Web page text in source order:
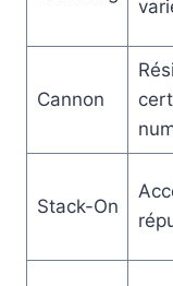
Cannon
Stack-On